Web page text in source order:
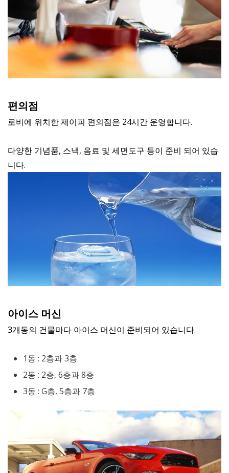
편의점
로비에 위치한 제이피 편의점은 24시간 운영합니다.
다양한 기념품, 스낵, 음료 및 세면도구 등이 준비 되어 있습
니다.
아이스 머신
3개동의 건물마다 아이스 머신이 준비되어 있습니다.
1동 : 2층과 3층
2동 : 2층, 6층과 8층
3동 : G층, 5층과 7층